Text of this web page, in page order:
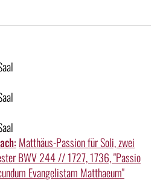
Matthäus-Passion für Soli, zwei
BWV 244 // 1727, 1736, "Passio
Evangelistam Matthaeum"